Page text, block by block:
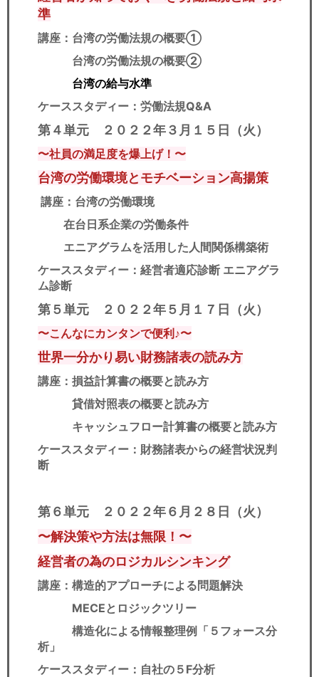
準
講座：台湾の労働法規の概要①
台湾の労働法規の概要②
台湾の給与水準
ケーススタディー：労働法規Q&A
第４単元 ２０２２年３月１５日（火）
〜社員の満足度を爆上げ！〜
台湾の労働環境とモチベーション高揚策
講座：台湾の労働環境
在台日系企業の労働条件
エニアグラムを活用した人間関係構築術
ケーススタディー：経営者適応診断 エニアグラ
ム診断
第５単元 ２０２２年５月１７日（火）
〜こんなにカンタンで便利♪〜
世界一分かり易い財務諸表の読み方
講座：損益計算書の概要と読み方
貸借対照表の概要と読み方
キャッシュフロー計算書の概要と読み方
ケーススタディー：財務諸表からの経営状況判
断
第６単元 ２０２２年６月２８日（火）
〜解決策や方法は無限！〜
経営者の為のロジカルシンキング
講座：構造的アプローチによる問題解決
MECEとロジックツリー
構造化による情報整理例「５フォース分
析」
ケーススタディー：自社の５F分析